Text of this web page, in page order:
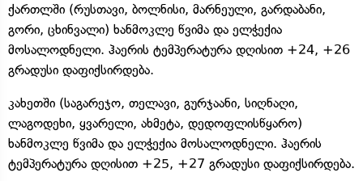
ქართლში (რუსთავი, ბოლნისი, მარნეული, გარდაბანი,
გორი, ცხინვალი) ხანმოკლე წვიმა და ელჭექია
მოსალოდნელი. ჰაერის ტემპერატურა დღისით +24, +26
გრადუსი დაფიქსირდება.
კახეთში (საგარეჯო, თელავი, გურჯაანი, სიღნაღი,
ლაგოდეხი, ყვარელი, ახმეტა, დედოფლისწყარო)
ხანმოკლე წვიმა და ელჭექია მოსალოდნელი. ჰაერის
ტემპერატურა დღისით +25, +27 გრადუსი დაფიქსირდება.